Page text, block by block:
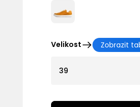
Velikost Zobrazit
39